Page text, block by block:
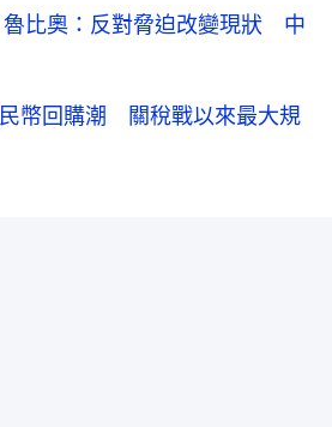
魯比奧：反對脅迫改變現狀 中
幣回購潮 關稅戰以來最大規